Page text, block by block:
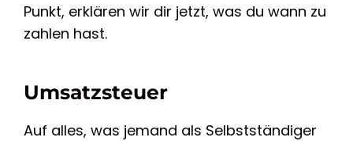
Punkt, erklären wir dir jetzt, was du wann zu
zahlen hast.
Umsatzsteuer
Auf alles, was jemand als Selbstständiger